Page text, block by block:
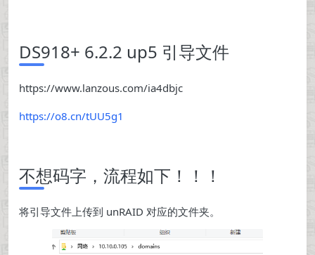
DS918+ 6.2.2 up5 引导文件
https://www.lanzous.com/ia4dbjc
https://o8.cn/tUU5g1
不想码字，流程如下！！！
将引导文件上传到 unRAID 对应的文件夹。